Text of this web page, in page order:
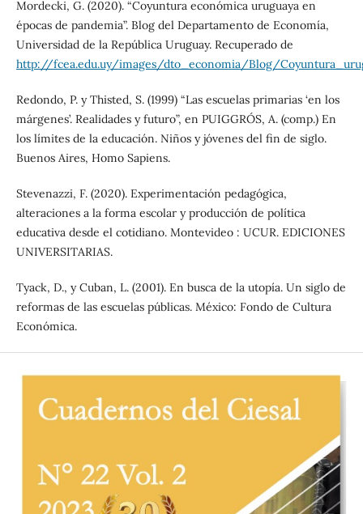
Mordecki, G. (2020). “Coyuntura económica uruguaya en
épocas de pandemia”. Blog del Departamento de Economía,
Universidad de la República Uruguay. Recuperado de
http://fcea.edu.uy/images/dto_economia/Blog/
Redondo, P. y Thisted, S. (1999) “Las escuelas primarias ‘en los
márgenes’. Realidades y futuro”, en PUIGGRÓS, A. (comp.) En
los límites de la educación. Niños y jóvenes del fin de siglo.
Buenos Aires, Homo Sapiens.
Stevenazzi, F. (2020). Experimentación pedagógica,
alteraciones a la forma escolar y producción de política
educativa desde el cotidiano. Montevideo : UCUR. EDICIONES
UNIVERSITARIAS.
Tyack, D., y Cuban, L. (2001). En busca de la utopía. Un siglo de
reformas de las escuelas públicas. México: Fondo de Cultura
Económica.